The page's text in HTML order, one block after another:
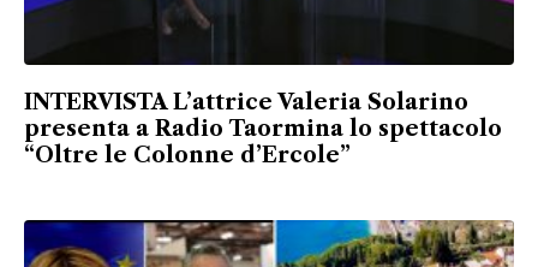
INTERVISTA L’attrice Valeria Solarino
presenta a Radio Taormina lo spettacolo
“Oltre le Colonne d’Ercole”